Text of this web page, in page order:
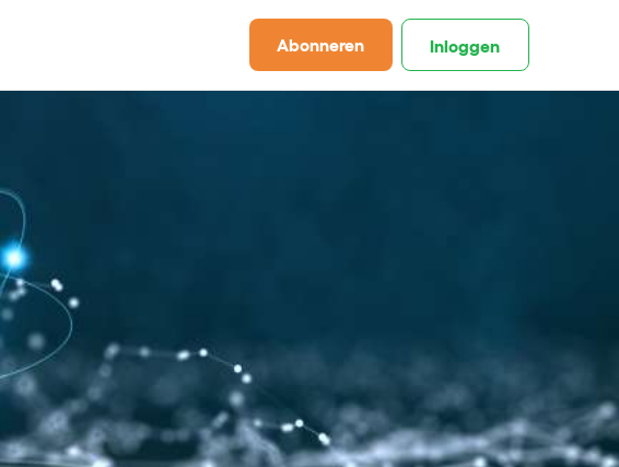
Abonneren Inloggen